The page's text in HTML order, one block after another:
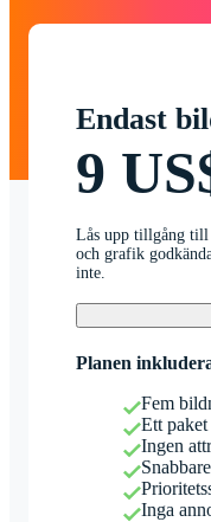
Endast
9
Lås upp tillgång till
och grafik
inte.
Planen
Fem
Ett paket
Ingen
Inga